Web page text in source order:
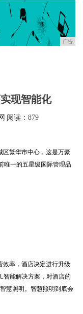
广告
现智能化
阅读：879
繁华市中心，这是万豪
唯一的五星级国际管理品
率，酒店决定进行升级
智能解决方案，对酒店的
慧照明。智慧照明到底会